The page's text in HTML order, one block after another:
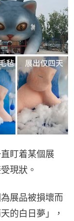
盯着某個展
現狀。
展品被損壞而
的白日夢」，